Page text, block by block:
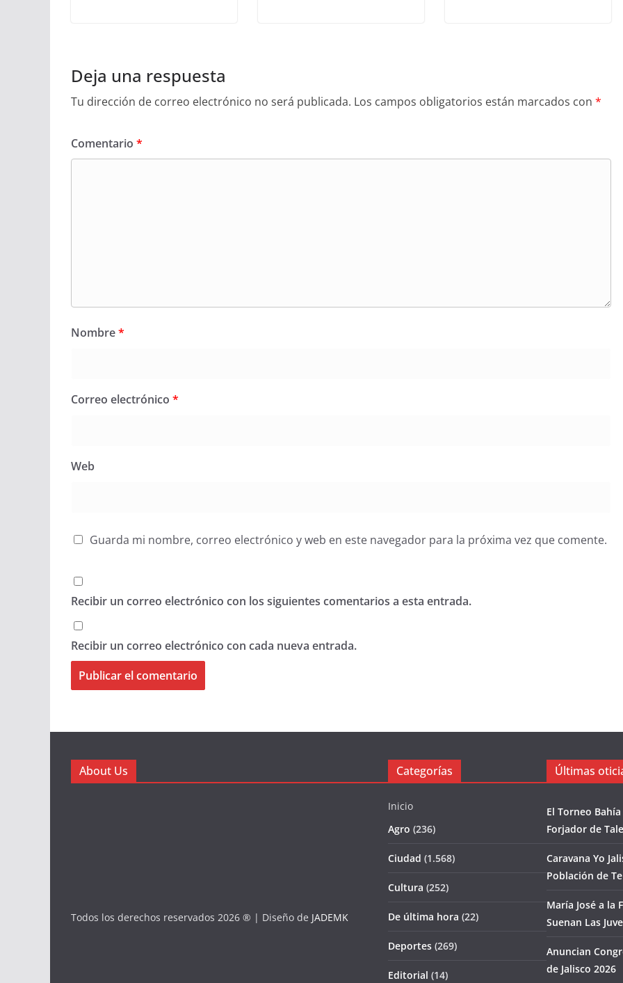
Deja una respuesta
Tu dirección de correo electrónico no será publicada. Los campos obligatorios están marcados con *
Comentario *
Nombre*
Correo electrónico *
Web
Guarda mi nombre, correo electrónico y web en este navegador para la próxima vez que comente.
Recibir un correo electrónico con los siguientes comentarios a esta entrada.
Recibir un correo electrónico con cada nueva entrada.
About Us
Todos los derechos reservados 2026 ® | Diseño de JADEMK
Categorías
Inicio
Agro (236)
Ciudad (1.568)
Cultura (252)
De última hora (22)
Deportes (269)
Editorial (14)
Últimas
El Torneo
Forjador de
Caravana Yo
Población de
María José a la
Suenan Las
Anuncian
de Jalisco 2026